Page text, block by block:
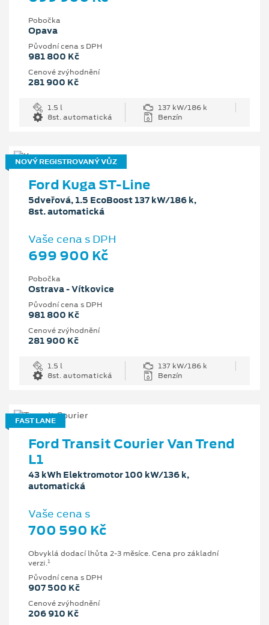
Pobočka
Opava
Původní cena s DPH
981 800 Kč
Cenové zvýhodnění
281 900 Kč
1.5 l
137 kW/186 k
8st. automatická
Benzín
NOVÝ REGISTROVANÝ VŮZ
Ford Kuga ST-Line
5dveřová, 1.5 EcoBoost 137 kW/186 k,
8st. automatická
Vaše cena s DPH
699 900 Kč
Pobočka
Ostrava - Vítkovice
Původní cena s DPH
981 800 Kč
Cenové zvýhodnění
281 900 Kč
1.5 l
137 kW/186 k
8st. automatická
Benzín
FAST LANE
Ford Transit Courier Van Trend
L1
43 kWh Elektromotor 100 kW/136 k,
automatická
Vaše cena s
700 590 Kč
Obvyklá dodací lhůta 2-3 měsíce. Cena pro základní
verzi.1
Původní cena s DPH
907 500 Kč
Cenové zvýhodnění
206 910 Kč